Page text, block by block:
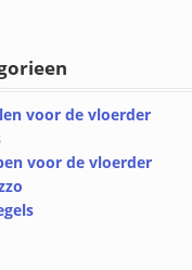
voor de vloerder
voor de vloerder